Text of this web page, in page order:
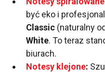
być eko i
Classic (naturalny
White. To teraz
biurach.
Notesy klejone: